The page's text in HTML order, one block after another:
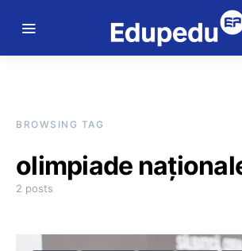
BROWSING TAG
olimpiade
2 posts